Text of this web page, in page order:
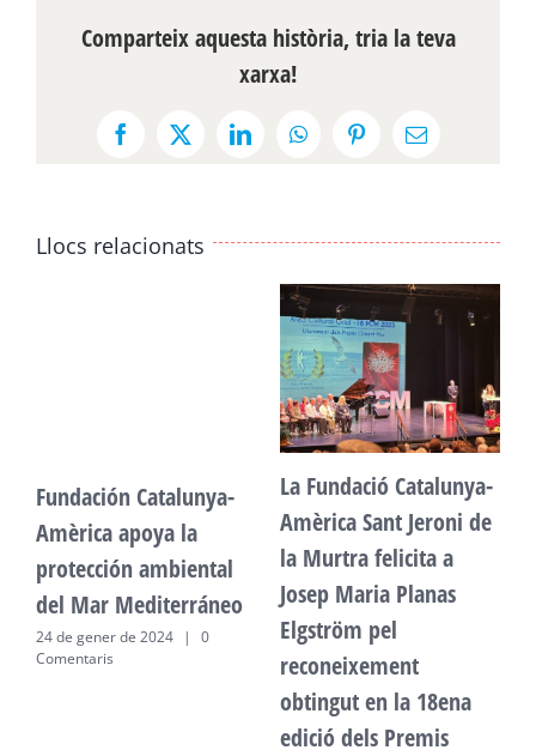
Comparteix aquesta història, tria la teva
xarxa!
Facebook
X LinkedInWhatsAppPinterestEmail:
Llocs relacionats
Fundación Catalunya-
Amèrica apoya la
protección ambiental
del Mar Mediterráneo
24 de gener de 2024 |
0
Comentaris
La Fundació Catalunya-
Amèrica Sant Jeroni de
la Murtra felicita a
Josep Maria Planas
Elgström pel
reconeixement
obtingut en la 18ena
edició dels Premis